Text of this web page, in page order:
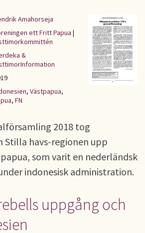
Amahorseja
ett Fritt Papua |
&
, Västpapua,
, FN
2018 tog
Stilla havs-regionen upp
som varit en nederländsk
indonesisk administration.
uppgång och